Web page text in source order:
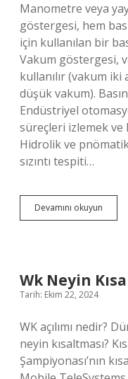
Manometre veya
göstergesi, hem
için kullanılan bir
Vakum göstergesi,
kullanılır (vakum iki
düşük vakum).
Endüstriyel
süreçleri izlemek ve
Hidrolik ve
sızıntı tespiti…
Devamını okuyun
Ölçer
Wk Neyin
Tarih: Ekim 22, 2024
WK açılımı nedir?
neyin kısaltması?
Şampiyonası’nın